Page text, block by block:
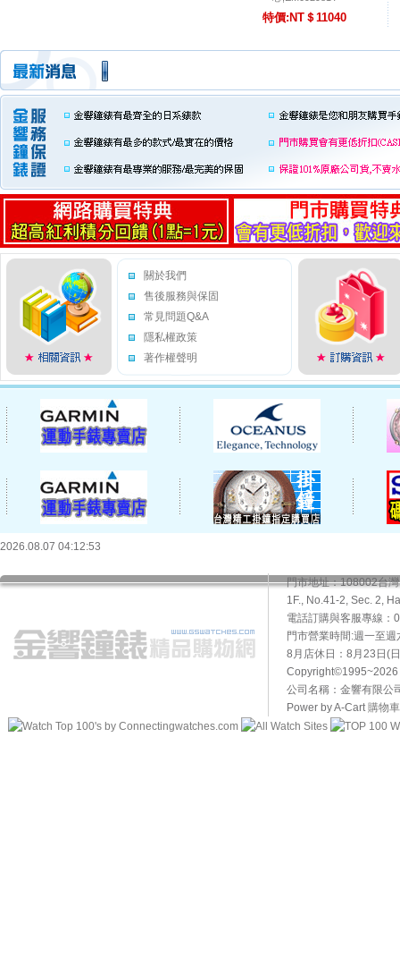
特價:NT＄11040
關於我們
售後服務與保固
常見問題Q&A
隱私權政策
著作權聲明
2026.08.07 04:12:53
門市地址：108002台
1F., No.41-2, Sec. 2,
電話訂購與客服專線
門市營業時間:週一至
8月店休日：8月23日(
Copyright©1995~2026
公司名稱：金響有限公
Power by A-Cart購物車